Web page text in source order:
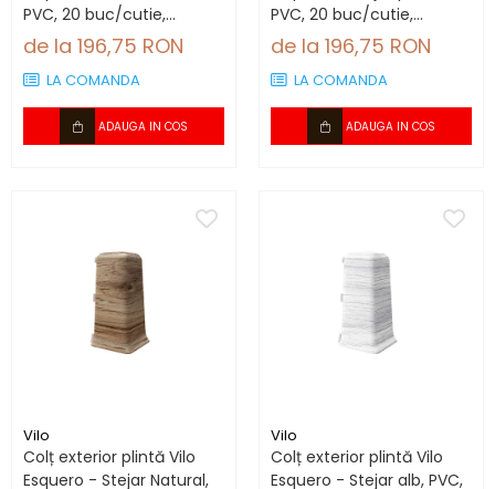
PVC, 20 buc/cutie,
compatibil plintă 66.6
de la 196,75 RON
LA COMANDA
ADAUGA IN COS
PVC, 20 buc/cutie,
compatibil plintă 66.6
de la 196,75 RON
LA COMANDA
ADAUGA IN COS
Vilo
Colț exterior plintă Vilo
Esquero - Stejar Natural,
Vilo
Colț exterior plintă Vilo
Esquero - Stejar alb, PVC,